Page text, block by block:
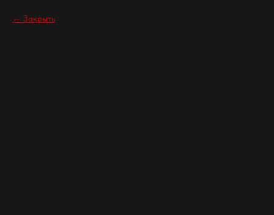
Закрыть